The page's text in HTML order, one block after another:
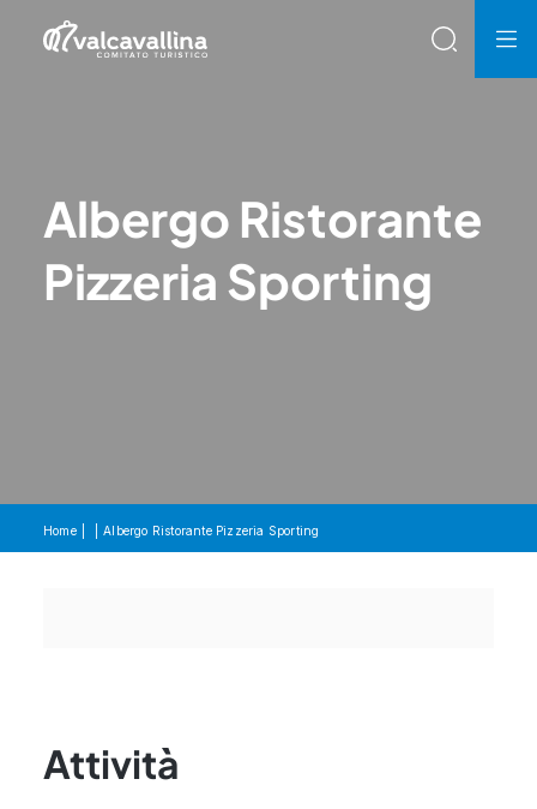
Albergo Ristorante
Pizzeria Sporting
Home Albergo Ristorante Pizzeria Sporting
Attività